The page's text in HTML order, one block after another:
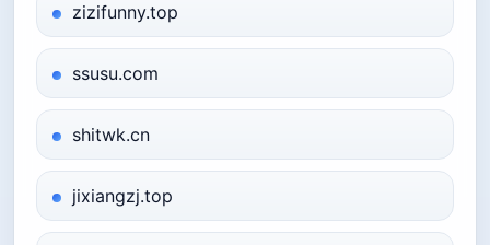
zizifunny.top
ssusu.com
shitwk.cn
jixiangzj.top